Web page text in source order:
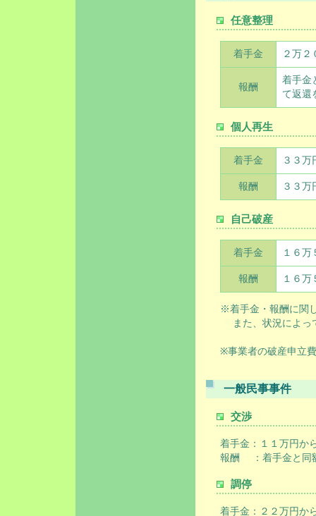
任意整理
着手金 ２万２
報酬
着手金
て返還
個人再生
着手金 ３３万
報酬 ３３万
自己破産
着手金 １６万
報酬 １６万
※着手金・報酬に関
また、状況によっ
※事業者の破産申立
一般民事事件
交渉
着手金：１１万円か
報酬 ：着手金と同
調停
着手金：２２万円か